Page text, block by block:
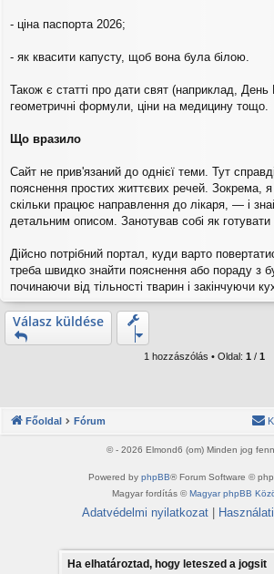
- ціна паспорта 2026;
- як квасити капусту, щоб вона була білою.
Також є статті про дати свят (наприклад, День
геометричні формули, ціни на медицину тощо.
Що вразило
Сайт не прив'язаний до однієї теми. Тут
пояснення простих життєвих речей. Зокрема, я
скільки працює направлення до лікаря, — і
детальним описом. Занотував собі як готувати
Дійсно потрібний портал, куди варто
треба швидко знайти пояснення або пораду з
починаючи від тільності тварин і закінчуючи
Válasz küldése
1 hozzászólás • Oldal: 1 / 1
Főoldal Fórum
© - 2026 Elmond6 (om) Minden jog
Powered by phpBB® Forum Software ©
Magyar fordítás ©Magyar phpBB
Adatvédelmi nyilatkozat
Ha elhatároztad, hogy leteszed a jogsit